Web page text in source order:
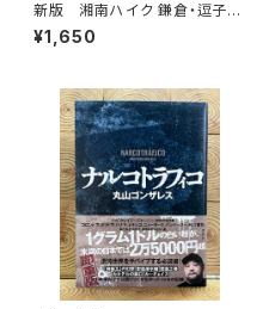
新版 湘南ハイク 鎌倉・逗子・
葉山・横須賀・三浦の山と海歩き
¥1,650